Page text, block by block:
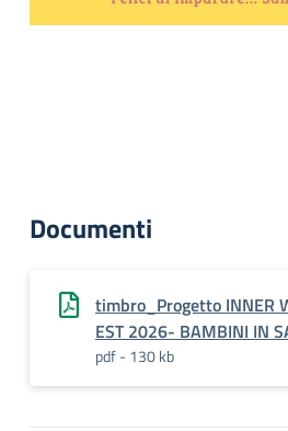
Documenti
timbro_Progetto INNER
EST 2026- BAMBINI IN
pdf - 130 kb